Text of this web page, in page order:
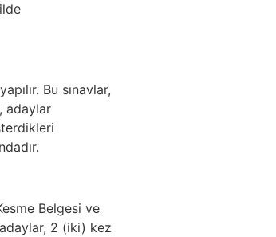
Bu sınavlar,
adaylar
Belgesi ve
2 (iki) kez